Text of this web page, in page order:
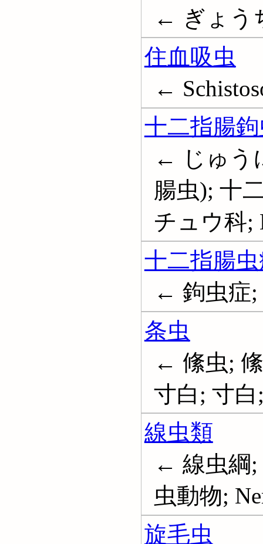
← ぎょう
住血吸虫
←
十二指腸
← じゅう
腸虫); 十
チュウ科;
十二指腸
← 鉤虫症;
条虫
← 絛虫;
寸白; 寸白
線虫類
← 線虫綱;
虫動物;
旋毛虫